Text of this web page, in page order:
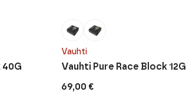
Vauhti
69,00 €
Vauhti Pure Race Block 12G